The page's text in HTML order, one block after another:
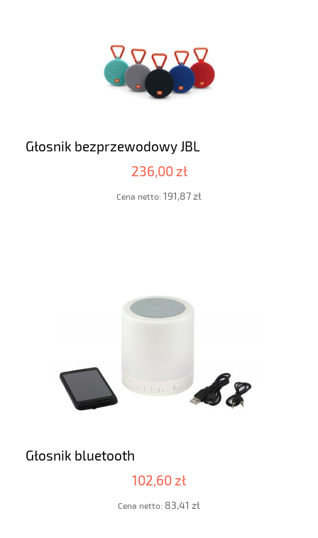
Głosnik bezprzewodowy JBL
236,00 zł
Cena netto: 191,87 zł
Głosnik bluetooth
102,60 zł
Cena netto: 83,41 zł